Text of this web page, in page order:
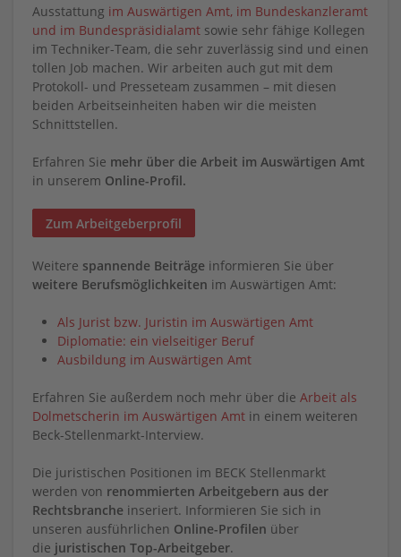
Ausstattung im Auswärtigen Amt, im Bundeskanzleramt
und im Bundespräsidialamt sowie sehr fähige Kollegen
im Techniker-Team, die sehr zuverlässig sind und einen
tollen Job machen. Wir arbeiten auch gut mit dem
Protokoll- und Presseteam zusammen – mit diesen
beiden Arbeitseinheiten haben wir die meisten
Schnittstellen.
Erfahren Sie mehr über die Arbeit im Auswärtigen Amt
in unserem Online-Profil.
Zum Arbeitgeberprofil
Weitere spannende Beiträge informieren Sie über
weitere Berufsmöglichkeiten im Auswärtigen Amt:
Als Jurist bzw. Juristin im Auswärtigen Amt
Diplomatie: ein vielseitiger Beruf
Ausbildung im Auswärtigen Amt
Erfahren Sie außerdem noch mehr über die Arbeit als
Dolmetscherin im Auswärtigen Amt in einem weiteren
Beck-Stellenmarkt-Interview.
Die juristischen Positionen im BECK Stellenmarkt
werden von renommierten Arbeitgebern aus der
Rechtsbranche inseriert. Informieren Sie sich in
unseren ausführlichen Online-Profilen über
die juristischen Top-Arbeitgeber.